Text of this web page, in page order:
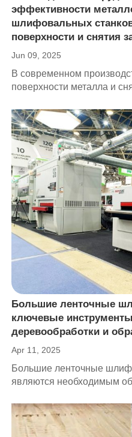
эффективности
шлифовальных
поверхности и снятия
Jun 09, 2025
В современном
поверхности металла и
и эффективности
важнейшего
все большее число
промышленности
по металлу.
Большие ленточные
ключевые
деревообработки и
Apr 11, 2025
Большие ленточные
являются необходимым
деревообработке,
металлообработке. Они
выравнивать